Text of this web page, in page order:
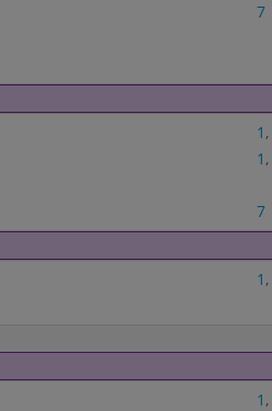
7
1 ,
1 ,
7
1 ,
1 ,